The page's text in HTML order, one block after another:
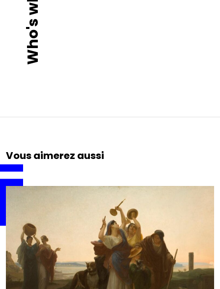
Vous aimerez aussi